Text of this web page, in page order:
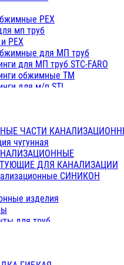
ПП белые
Фитинги ПП белые
Фитинги ППс металл.белые
PE-RT
ПП водопровод белые
ПП водопровод серые
армированные
армированные
Фитинги с металл. серые
Фитинги ПП (серые)
ПП белые
Краны
Фитинги ПП (белые)
Фитинги ПП с металлом белые
полипропиленовые
полипропиленивые
PEX
мп труб
PEX
для МП труб
для МП труб STC-FARO
обжимные ТМ
для м/п STI
для МП труб TITAN
ЧАСТИ
чугунная
ДЛЯ КАНАЛИЗАЦИИ
СИНИКОН
изделия
для труб